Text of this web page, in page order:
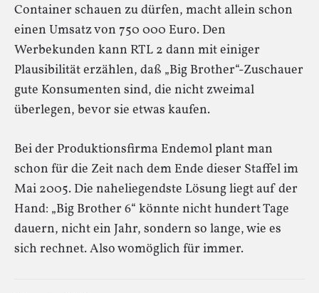
Container schauen zu dürfen, macht allein schon
einen Umsatz von 750 000 Euro. Den
Werbekunden kann RTL 2 dann mit einiger
Plausibilität erzählen, daß „Big Brother“-Zuschauer
gute Konsumenten sind, die nicht zweimal
überlegen, bevor sie etwas kaufen.
Bei der Produktionsfirma Endemol plant man
schon für die Zeit nach dem Ende dieser Staffel im
Mai 2005. Die naheliegendste Lösung liegt auf der
Hand: „Big Brother 6“ könnte nicht hundert Tage
dauern, nicht ein Jahr, sondern so lange, wie es
sich rechnet. Also womöglich für immer.